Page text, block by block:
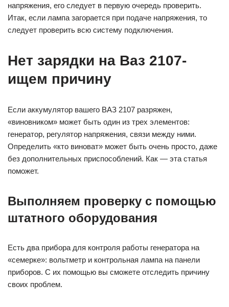
напряжения, его следует в первую очередь проверить.
Итак, если лампа загорается при подаче напряжения, то
следует проверить всю систему подключения.
Нет зарядки на Ваз 2107-
ищем причину
Если аккумулятор вашего ВАЗ 2107 разряжен,
«виновником» может быть один из трех элементов:
генератор, регулятор напряжения, связи между ними.
Определить «кто виноват» может быть очень просто, даже
без дополнительных приспособлений. Как — эта статья
поможет.
Выполняем проверку с помощью
штатного оборудования
Есть два прибора для контроля работы генератора на
«семерке»: вольтметр и контрольная лампа на панели
приборов. С их помощью вы сможете отследить причину
своих проблем.